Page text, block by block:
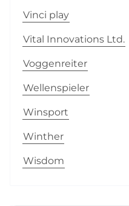
Vinci play
Vital Innovations Ltd.
Voggenreiter
Wellenspieler
Winsport
Winther
Wisdom